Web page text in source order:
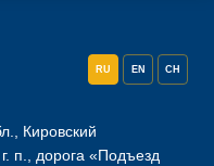
RU EN CH
Кировский
п., дорога «Подъезд